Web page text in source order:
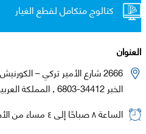
كتالوج متكامل لقطع الغيار
العنوان
2666 شارع الأمير تركي – الكورنيش , وحدة رقم 102
الخبر 34412-6803 , المملكة العربية السعودية
الساعة ٨ صباحًا إلى ٤ مساء من الأحد إلى الخميس